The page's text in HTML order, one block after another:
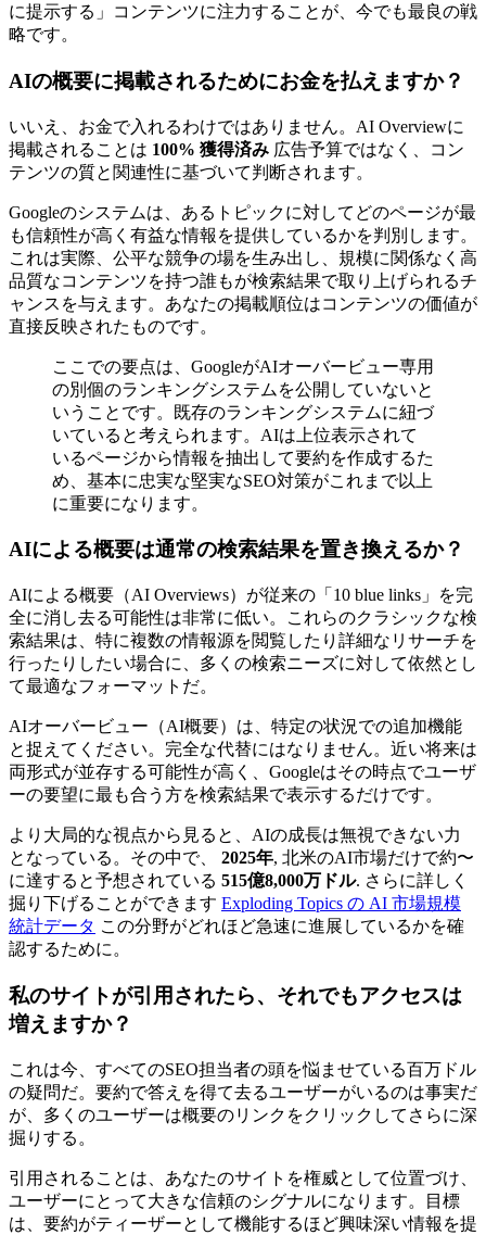
に提示する」コンテンツに注力することが、今でも最良の戦
略です。
AIの概要に掲載されるためにお金を払えますか？
いいえ、お金で入れるわけではありません。AI Overviewに
掲載されることは 100% 獲得済み 広告予算ではなく、コン
テンツの質と関連性に基づいて判断されます。
Googleのシステムは、あるトピックに対してどのページが最
も信頼性が高く有益な情報を提供しているかを判別します。
これは実際、公平な競争の場を生み出し、規模に関係なく高
品質なコンテンツを持つ誰もが検索結果で取り上げられるチ
ャンスを与えます。あなたの掲載順位はコンテンツの価値が
直接反映されたものです。
ここでの要点は、GoogleがAIオーバービュー専用
の別個のランキングシステムを公開していないと
いうことです。既存のランキングシステムに紐づ
いていると考えられます。AIは上位表示されて
いるページから情報を抽出して要約を作成するた
め、基本に忠実な堅実なSEO対策がこれまで以上
に重要になります。
AIによる概要は通常の検索結果を置き換えるか？
AIによる概要（AI Overviews）が従来の「10 blue links」を完
全に消し去る可能性は非常に低い。これらのクラシックな検
索結果は、特に複数の情報源を閲覧したり詳細なリサーチを
行ったりしたい場合に、多くの検索ニーズに対して依然とし
て最適なフォーマットだ。
AIオーバービュー（AI概要）は、特定の状況での追加機能
と捉えてください。完全な代替にはなりません。近い将来は
両形式が並存する可能性が高く、Googleはその時点でユーザ
ーの要望に最も合う方を検索結果で表示するだけです。
より大局的な視点から見ると、AIの成長は無視できない力
となっている。その中で、 2025年, 北米のAI市場だけで約〜
に達すると予想されている 515億8,000万ドル. さらに詳しく
掘り下げることができます Exploding Topics の AI 市場規模
統計データ この分野がどれほど急速に進展しているかを確
認するために。
私のサイトが引用されたら、それでもアクセスは
増えますか？
これは今、すべてのSEO担当者の頭を悩ませている百万ドル
の疑問だ。要約で答えを得て去るユーザーがいるのは事実だ
が、多くのユーザーは概要のリンクをクリックしてさらに深
掘りする。
引用されることは、あなたのサイトを権威として位置づけ、
ユーザーにとって大きな信頼のシグナルになります。目標
は、要約がティーザーとして機能するほど興味深い情報を提